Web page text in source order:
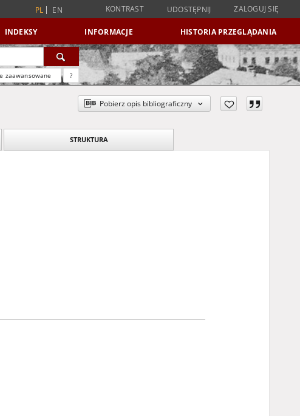
PL EN KONTRAST UDOSTĘPNIJ ZALOGUJ SIĘ
INDEKSY INFORMACJE HISTORIA PRZEGLĄDANIA
zaawansowane ?
Pobierz opis bibliograficzny
STRUKTURA